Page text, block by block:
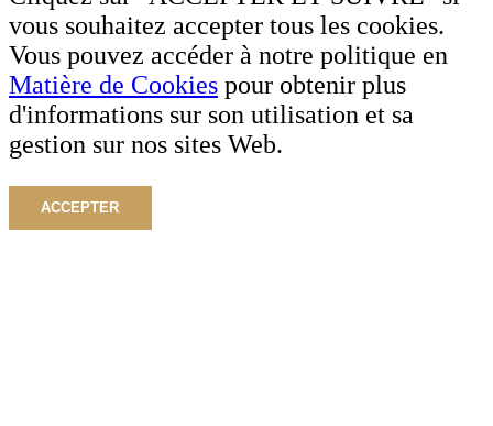
vous souhaitez accepter tous les cookies.
Vous pouvez accéder à notre politique en
Matière de Cookies pour obtenir plus
d'informations sur son utilisation et sa
gestion sur nos sites Web.
ACCEPTER